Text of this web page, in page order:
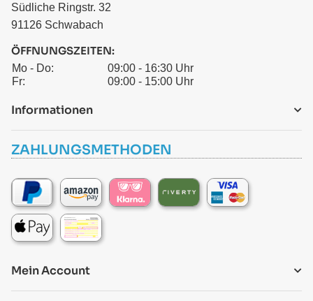
Südliche Ringstr. 32
91126 Schwabach
ÖFFNUNGSZEITEN:
Mo - Do:
09:00 - 16:30 Uhr
Fr:
09:00 - 15:00 Uhr
Informationen
ZAHLUNGSMETHODEN
Mein Account